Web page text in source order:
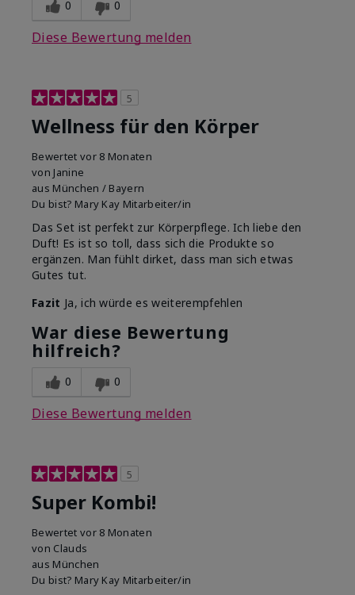
0 0
Diese Bewertung melden
5
Wellness für den Körper
Bewertet vor 8 Monaten
von Janine
aus München / Bayern
Du bist? Mary Kay Mitarbeiter/in
Das Set ist perfekt zur Körperpflege. Ich liebe den
Duft! Es ist so toll, dass sich die Produkte so
ergänzen. Man fühlt dirket, dass man sich etwas
Gutes tut.
Fazit Ja, ich würde es weiterempfehlen
War diese Bewertung
hilfreich?
0 0
Diese Bewertung melden
5
Super Kombi!
Bewertet vor 8 Monaten
von Clauds
aus München
Du bist? Mary Kay Mitarbeiter/in